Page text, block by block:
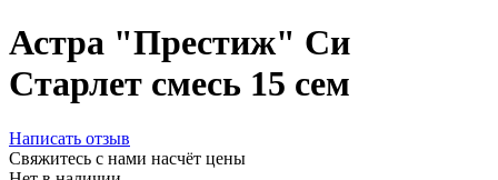
Астра "Престиж" Си
Старлет смесь 15 сем
Написать отзыв
Свяжитесь с нами насчёт цены